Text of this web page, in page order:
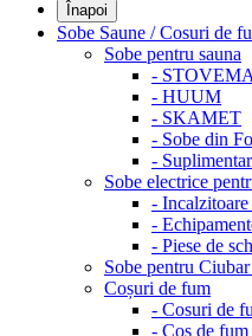
Înapoi
Sobe Saune / Cosuri de
Sobe pentru sauna
-
- HUUM
- SKAMET
- Sobe din
-
Sobe electrice
- Incalzitoare
-
- Piese de
Sobe pentru
Coșuri de fum
- Cosuri de
- Coș de